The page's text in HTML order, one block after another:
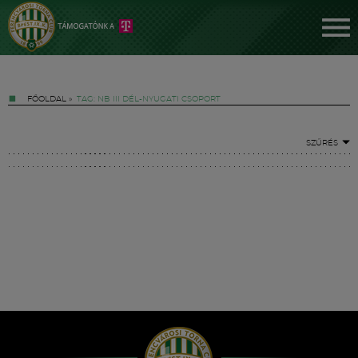
FŐOLDAL » TAG: NB III DÉL-NYUGATI CSOPORT
SZŰRÉS
Hírek